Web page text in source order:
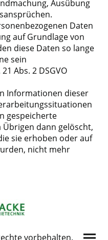
Ausübung
Daten
auf Grundlage von
diese Daten so lange
sein
Abs. 2 DSGVO
Informationen dieser
gespeicherte
dann gelöscht,
sie erhoben oder auf
nicht mehr
vorbehalten.